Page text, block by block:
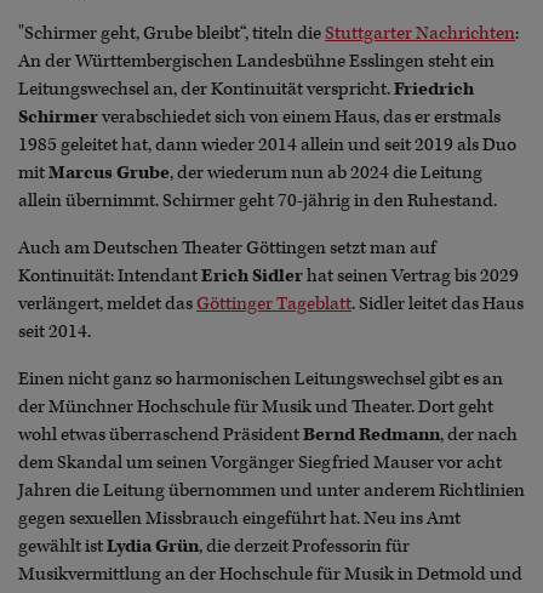
"Schirmer geht, Grube bleibt“, titeln dieStuttgarter Nachrichten:
An der Württembergischen Landesbühne Esslingen steht ein
Leitungswechsel an, der Kontinuität verspricht.Friedrich
Schirmerverabschiedet sich von einem Haus, das er erstmals
1985 geleitet hat, dann wieder 2014 allein und seit 2019 als Duo
mitMarcus Grube, der wiederum nun ab 2024 die Leitung
allein übernimmt. Schirmer geht 70-jährig in den Ruhestand.
Auch am Deutschen Theater Göttingen setzt man auf
Kontinuität: IntendantErich Sidlerhat seinen Vertrag bis 2029
verlängert, meldet dasGöttinger Tageblatt. Sidler leitet das Haus
seit 2014.
Einen nicht ganz so harmonischen Leitungswechsel gibt es an
der Münchner Hochschule für Musik und Theater. Dort geht
wohl etwas überraschend PräsidentBernd Redmann, der nach
dem Skandal um seinen Vorgänger Siegfried Mauser vor acht
Jahren die Leitung übernommen und unter anderem Richtlinien
gegen sexuellen Missbrauch eingeführt hat. Neu ins Amt
gewählt istLydia Grün, die derzeit Professorin für
Musikvermittlung an der Hochschule für Musik in Detmold und